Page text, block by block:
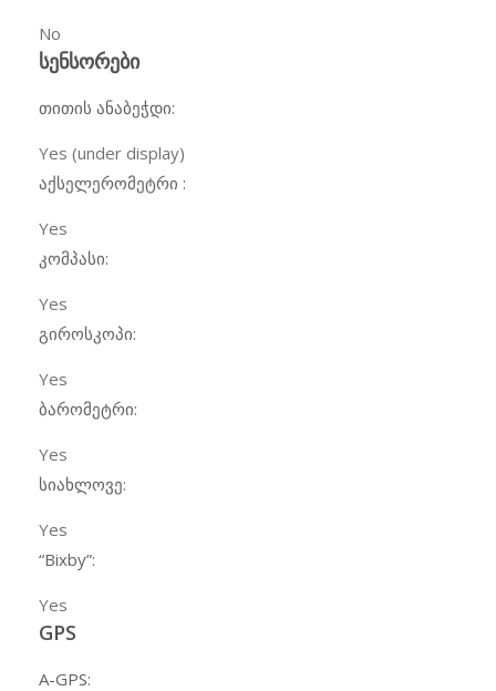
No
სენსორები
თითის ანაბეჭდი:
Yes (under display)
აქსელერომეტრი :
Yes
კომპასი:
Yes
გიროსკოპი:
Yes
ბარომეტრი:
Yes
სიახლოვე:
Yes
“Bixby”:
Yes
GPS
A-GPS: